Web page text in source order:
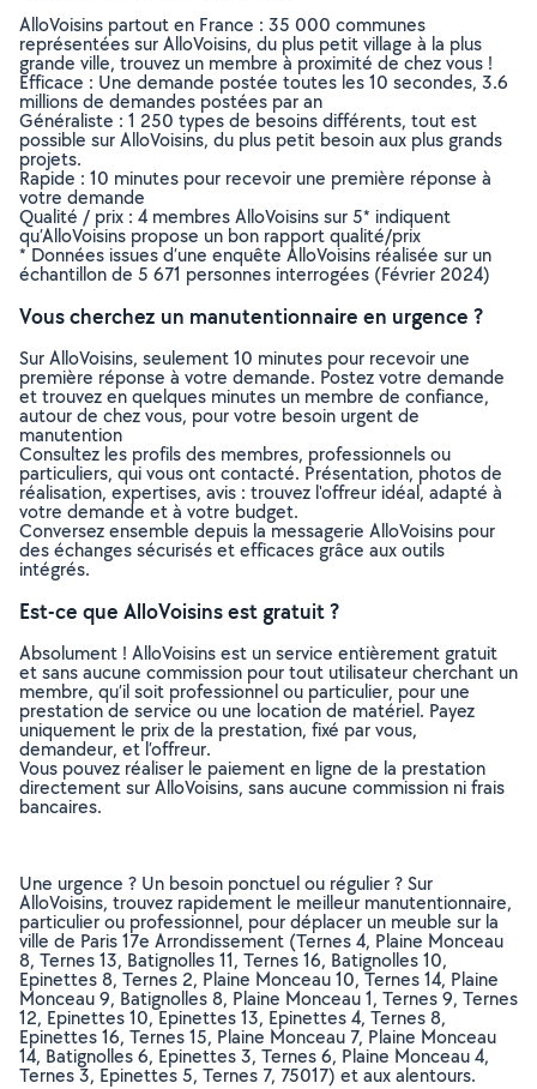
AlloVoisins partout en France : 35 000 communes
représentées sur AlloVoisins, du plus petit village à la plus
grande ville, trouvez un membre à proximité de chez vous !
Efficace : Une demande postée toutes les 10 secondes, 3.6
millions de demandes postées par an
Généraliste : 1 250 types de besoins différents, tout est
possible sur AlloVoisins, du plus petit besoin aux plus grands
projets.
Rapide : 10 minutes pour recevoir une première réponse à
votre demande
Qualité / prix : 4 membres AlloVoisins sur 5* indiquent
qu’AlloVoisins propose un bon rapport qualité/prix
* Données issues d’une enquête AlloVoisins réalisée sur un
échantillon de 5 671 personnes interrogées (Février 2024)
Vous cherchez un manutentionnaire en urgence ?
Sur AlloVoisins, seulement 10 minutes pour recevoir une
première réponse à votre demande. Postez votre demande
et trouvez en quelques minutes un membre de confiance,
autour de chez vous, pour votre besoin urgent de
manutention
Consultez les profils des membres, professionnels ou
particuliers, qui vous ont contacté. Présentation, photos de
réalisation, expertises, avis : trouvez l'offreur idéal, adapté à
votre demande et à votre budget.
Conversez ensemble depuis la messagerie AlloVoisins pour
des échanges sécurisés et efficaces grâce aux outils
intégrés.
Est-ce que AlloVoisins est gratuit ?
Absolument ! AlloVoisins est un service entièrement gratuit
et sans aucune commission pour tout utilisateur cherchant un
membre, qu’il soit professionnel ou particulier, pour une
prestation de service ou une location de matériel. Payez
uniquement le prix de la prestation, fixé par vous,
demandeur, et l’offreur.
Vous pouvez réaliser le paiement en ligne de la prestation
directement sur AlloVoisins, sans aucune commission ni frais
bancaires.
Une urgence ? Un besoin ponctuel ou régulier ? Sur
AlloVoisins, trouvez rapidement le meilleur manutentionnaire,
particulier ou professionnel, pour déplacer un meuble sur la
ville de Paris 17e Arrondissement (Ternes 4, Plaine Monceau
8, Ternes 13, Batignolles 11, Ternes 16, Batignolles 10,
Epinettes 8, Ternes 2, Plaine Monceau 10, Ternes 14, Plaine
Monceau 9, Batignolles 8, Plaine Monceau 1, Ternes 9, Ternes
12, Epinettes 10, Epinettes 13, Epinettes 4, Ternes 8,
Epinettes 16, Ternes 15, Plaine Monceau 7, Plaine Monceau
14, Batignolles 6, Epinettes 3, Ternes 6, Plaine Monceau 4,
Ternes 3, Epinettes 5, Ternes 7, 75017) et aux alentours.